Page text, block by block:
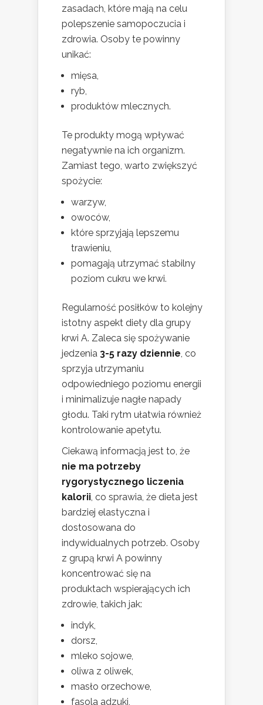
zasadach, które mają na celu
polepszenie samopoczucia i
zdrowia. Osoby te powinny
unikać:
mięsa,
ryb,
produktów mlecznych.
Te produkty mogą wpływać
negatywnie na ich organizm.
Zamiast tego, warto zwiększyć
spożycie:
warzyw,
owoców,
które sprzyjają lepszemu
trawieniu,
pomagają utrzymać stabilny
poziom cukru we krwi.
Regularność posiłków to kolejny
istotny aspekt diety dla grupy
krwi A. Zaleca się spożywanie
jedzenia 3-5 razy dziennie, co
sprzyja utrzymaniu
odpowiedniego poziomu energii
i minimalizuje nagłe napady
głodu. Taki rytm ułatwia również
kontrolowanie apetytu.
Ciekawą informacją jest to, że
nie ma potrzeby
rygorystycznego liczenia
kalorii, co sprawia, że dieta jest
bardziej elastyczna i
dostosowana do
indywidualnych potrzeb. Osoby
z grupą krwi A powinny
koncentrować się na
produktach wspierających ich
zdrowie, takich jak:
indyk,
dorsz,
mleko sojowe,
oliwa z oliwek,
masło orzechowe,
fasola adzuki,